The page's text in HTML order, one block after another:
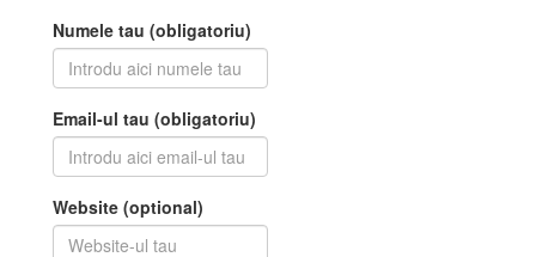
Numele tau (obligatoriu)
Email-ul tau (obligatoriu)
Website (optional)